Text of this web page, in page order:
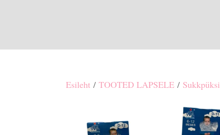
Esileht /TOOTED LAPSELE /